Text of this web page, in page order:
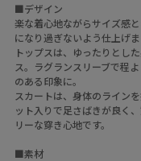
■デザイン
楽な着心地ながらサイズ感
になり過ぎないよう仕上げま
トップスは、ゆったりとし
ス。ラグランスリーブで程
のある印象に。
スカートは、身体のライン
ット入りで足さばきが良く
リーな穿き心地です。
■素材